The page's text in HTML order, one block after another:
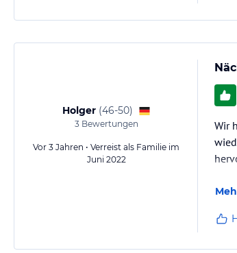
Holger (46-50)
3Bewertungen
Vor 3 Jahren • Verreist als Familie im
Juni 2022
Wir